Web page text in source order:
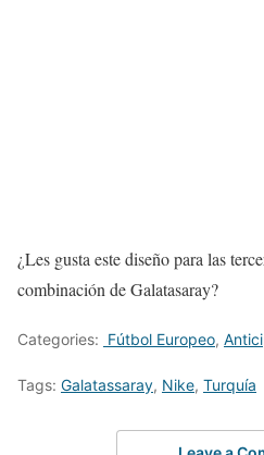
¿Les gusta este diseño para las
combinación de Galatasaray?
Categories: Fútbol Europeo,
Tags: Galatassaray, Nike, Turquía